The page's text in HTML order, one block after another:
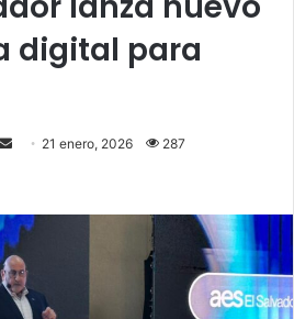
digital para
Send 21 enero, 2026 287